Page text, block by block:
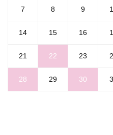
7 8 9
14 15 16
21 22 23
28 29 30